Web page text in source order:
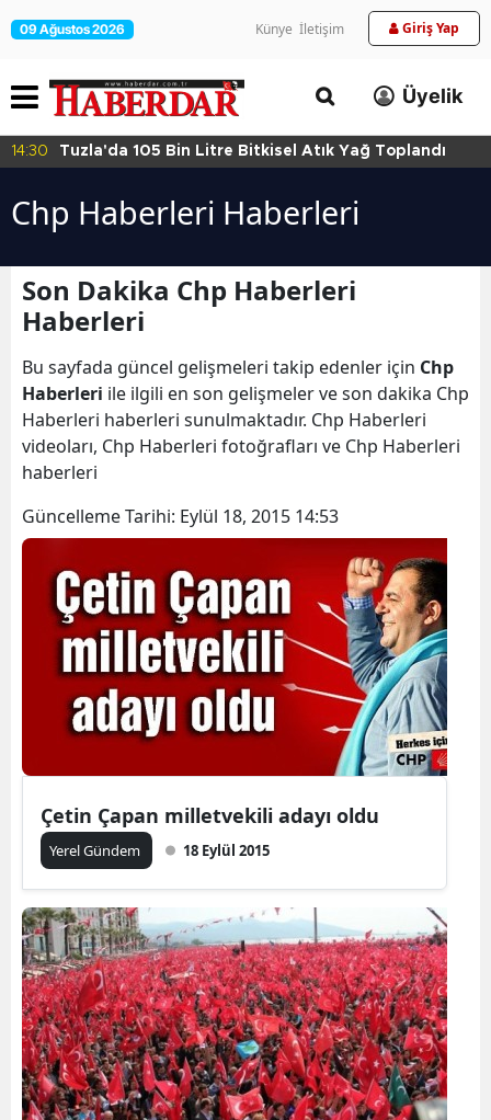
09 Ağustos 2026 Künye İletişim Giriş Yap
Üyelik
Atık Yağ Toplandı 14:27 Maltepe’de Zincir
Chp Haberleri Haberleri
Son Dakika Chp Haberleri
Haberleri
Bu sayfada güncel gelişmeleri takip edenler için Chp
Haberleri ile ilgili en son gelişmeler ve son dakika Chp
Haberleri haberleri sunulmaktadır. Chp Haberleri
videoları, Chp Haberleri fotoğrafları ve Chp Haberleri
haberleri
Güncelleme Tarihi: Eylül 18, 2015 14:53
Çetin Çapan milletvekili adayı oldu
Yerel Gündem 18 Eylül 2015